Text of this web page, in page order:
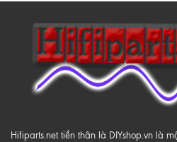
Hifiparts.net tiền thân là DIYshop.vn là